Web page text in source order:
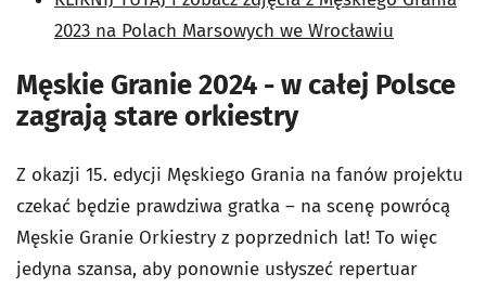
2023 na Polach Marsowych we Wrocławiu
Męskie Granie 2024 - w całej Polsce
zagrają stare orkiestry
Z okazji 15. edycji Męskiego Grania na fanów projektu
czekać będzie prawdziwa gratka – na scenę powrócą
Męskie Granie Orkiestry z poprzednich lat! To więc
jedyna szansa, aby ponownie usłyszeć repertuar